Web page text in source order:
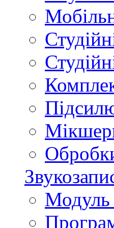
Модуль